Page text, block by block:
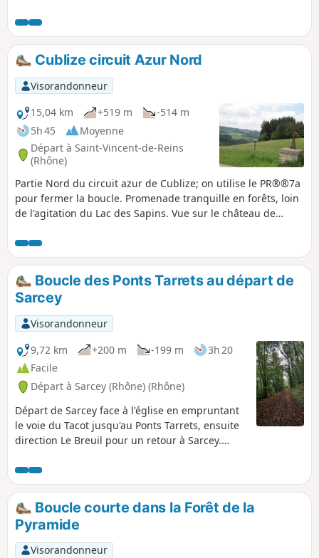
vue sur le département de la Loire et du Rhône. Le pique-
nique au bord de l'étang est très appréciable et apaisant. Le
sentier de retour à proximité de la rivière (Turdine) est très
sauvages et calme.
Cublize circuit Azur Nord
Visorandonneur
15,04 km
+519 m
-514 m
5h 45
Moyenne
Départ à Saint-Vincent-de-Reins
(Rhône)
Partie Nord du circuit azur de Cublize; on utilise le PR®®7a
pour fermer la boucle. Promenade tranquille en forêts, loin
de l'agitation du Lac des Sapins. Vue sur le château de
clair, sur les Alpes dont le Mont Blanc.
Boucle des Ponts Tarrets au départ de
Sarcey
Visorandonneur
9,72 km
+200 m -199 m
3h 20
Facile
Départ à Sarcey (Rhône) (Rhône)
Départ de Sarcey face à l'église en empruntant
le voie du Tacot jusqu'au Ponts Tarrets, ensuite
direction Le Breuil pour un retour à Sarcey.
Boucle courte dans la Forêt de la
Pyramide
Visorandonneur